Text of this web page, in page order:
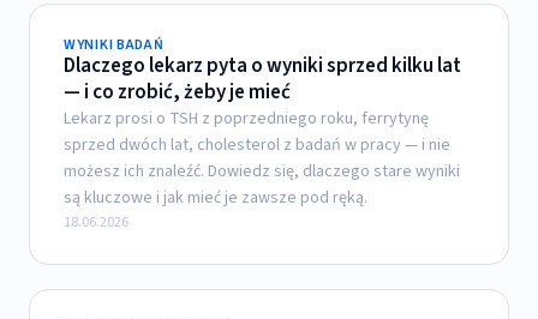
WYNIKI BADAŃ
Dlaczego lekarz pyta o wyniki sprzed kilku lat
— i co zrobić, żeby je mieć
Lekarz prosi o TSH z poprzedniego roku, ferrytynę
sprzed dwóch lat, cholesterol z badań w pracy — i nie
możesz ich znaleźć. Dowiedz się, dlaczego stare wyniki
są kluczowe i jak mieć je zawsze pod ręką.
18.06.2026